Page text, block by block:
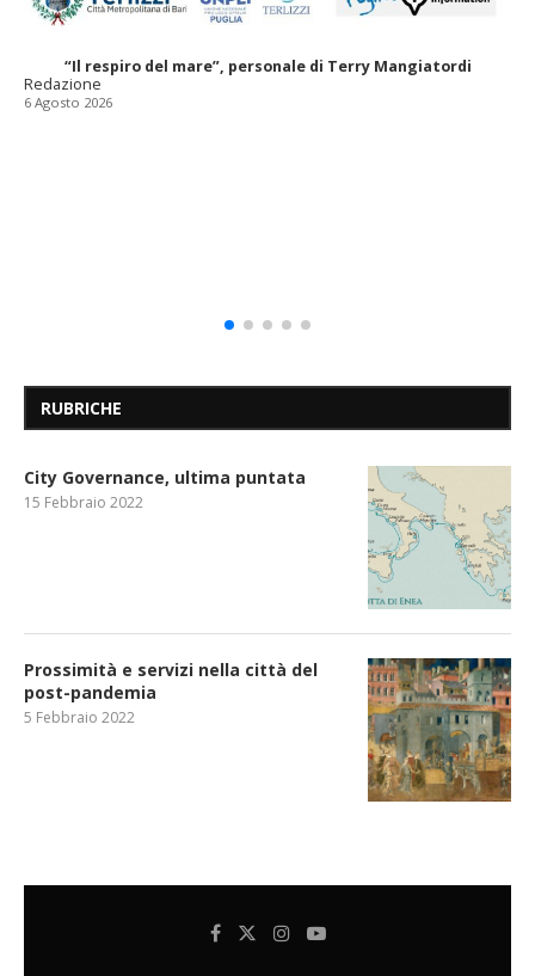
“Il respiro del mare”, personale di Terry Mangiatordi
Redazione
6 Agosto 2026
RUBRICHE
City Governance, ultima puntata
15 Febbraio 2022
Prossimità e servizi nella città del
post-pandemia
5 Febbraio 2022